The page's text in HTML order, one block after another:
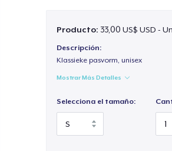
Producto: 33,00 US$ USD -
Descripción:
Klassieke pasvorm, unisex
Mostrar Más Detalles
Selecciona el tamaño: